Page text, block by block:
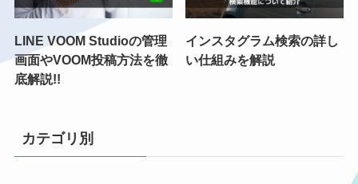
LINE VOOM Studioの管理
画面やVOOM投稿方法を徹
底解説!!
インスタグラム検索の詳し
い仕組みを解説
カテゴリ別